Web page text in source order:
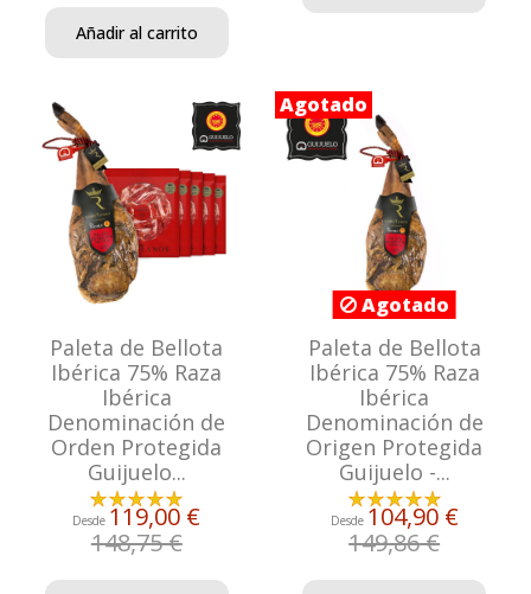
Añadir al carrito
Paleta de Bellota
Ibérica 75% Raza
Ibérica
Denominación de
Orden Protegida
Guijuelo...
Desde 119,00 €
148,75 €
Agotado
Agotado
Paleta de Bellota
Ibérica 75% Raza
Ibérica
Denominación de
Origen Protegida
Guijuelo -...
Desde 104,90 €
149,86 €